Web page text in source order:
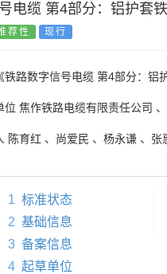
电缆 第4部分：铝护套
荐性 现行
铁路数字信号电缆 第4部分：铝
位 焦作铁路电缆有限责任公司 、
陈育红 、 尚爱民 、 杨永谦 、 张
1 标准状态
2 基础信息
3 备案信息
4 起草单位